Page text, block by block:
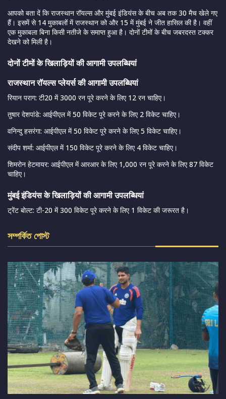
आपको बता दें कि राजस्थान रॉयल्स और मुंबई इंडियंस के बीच अब तक 30 मैच खेले गए
हैं। इसमें से 14 मुकाबलों में राजस्थान को और 15 में मुंबई ने जीत हासिल की है। वहीं
एक मुकाबला बिना किसी नतीजे के समाप्त हुआ है। दोनों टीमों के बीच जबरदस्त टक्कर
देखने को मिली है।
दोनों टीमों के खिलाड़ियों की आगामी उपलब्धियां
राजस्थान रॉयल्स प्लेयर्स की आगामी उपलब्धियां
रियान पराग: टी20 में 3000 रन पूरे करने के लिए 12 रन चाहिए।
तुषार देशपांडे: आईपीएल में 50 विकेट पूरे करने के लिए 2 विकेट चाहिए।
वनिन्दु हसरंगा: आईपीएल में 50 विकेट पूरे करने के लिए 5 विकेट चाहिए।
संदीप शर्मा: आईपीएल में 150 विकेट पूरे करने के लिए 4 विकेट चाहिए।
शिमरोन हेटमायर: आईपीएल में आरआर के लिए 1,000 रन पूरे करने के लिए 87 विकेट
चाहिए।
मुंबई इंडियंस के खिलाड़ियों की आगामी उपलब्धियां
ट्रेंट बोल्ट: टी-20 में 300 विकेट पूरे करने के लिए 1 विकेट की जरूरत है।
সম্পর্কিত পোস্ট